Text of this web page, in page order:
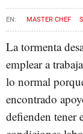
MASTER CHEF
La tormenta
emplear a
lo normal
encontrado
defienden tener